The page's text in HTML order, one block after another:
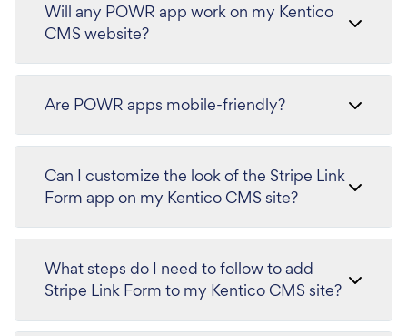
Will any POWR app work on my Kentico
CMS website?
Are POWR apps mobile-friendly?
Can I customize the look of the Stripe Link
Form app on my Kentico CMS site?
What steps do I need to follow to add
Stripe Link Form to my Kentico CMS site?